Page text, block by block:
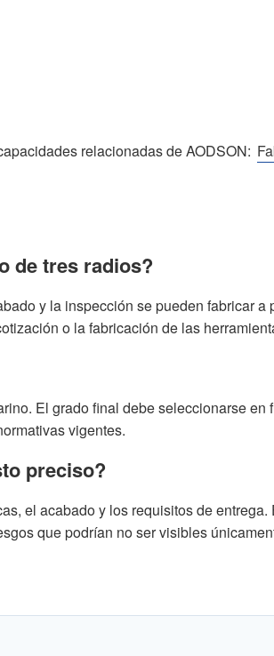
relacionadas de AODSON:
de tres radios?
y la inspección se pueden fabricar a
o la fabricación de las
El grado final debe seleccionarse en
vigentes.
preciso?
el acabado y los requisitos de entrega.
que podrían no ser visibles